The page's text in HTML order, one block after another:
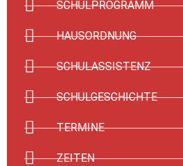
SCHULPROGRAMM
HAUSORDNUNG
SCHULASSISTENZ
SCHULGESCHICHTE
TERMINE
ZEITEN